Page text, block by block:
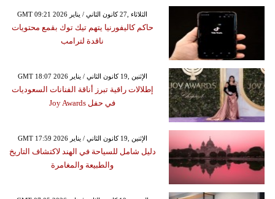
GMT 09:21 2026 الثلاثاء ,27 كانون الثاني / يناير
حاكم كاليفورنيا يتهم تيك توك بقمع محتويات
ناقدة لترامب
GMT 18:07 2026 الإثنين ,19 كانون الثاني / يناير
إطلالات راقية تبرز أناقة الفنانات السعوديات
في حفل Joy Awards
GMT 17:59 2026 الإثنين ,19 كانون الثاني / يناير
دليل شامل للسياحة في الهند لاكتشاف التاريخ
والطبيعة والمغامرة